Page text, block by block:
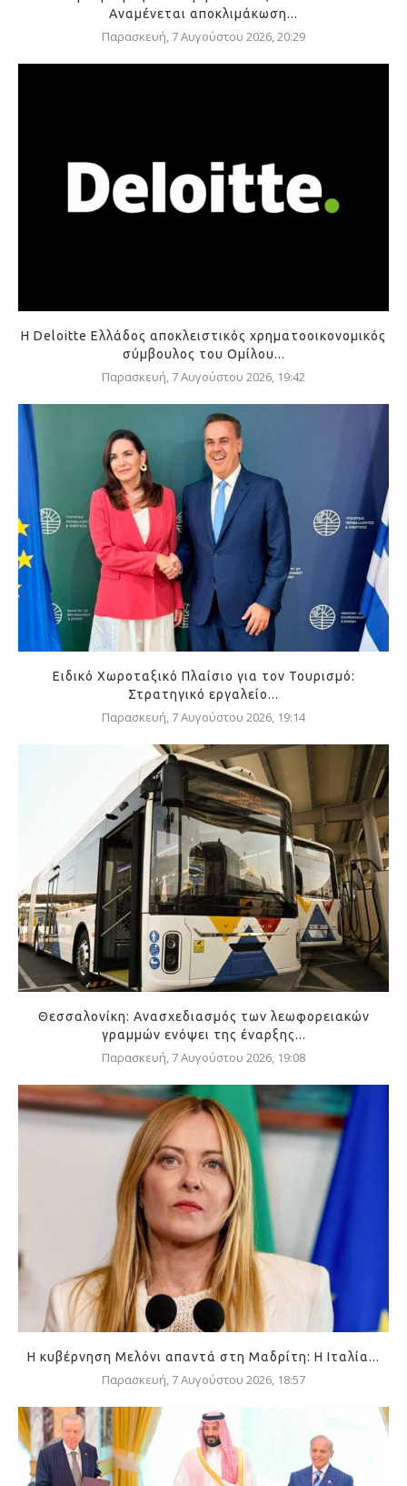
Αναμένεται αποκλιμάκωση...
Παρασκευή, 7 Αυγούστου 2026, 20:29
Η Deloitte Ελλάδος αποκλειστικός χρηματοοικονομικός
σύμβουλος του Ομίλου...
Παρασκευή, 7 Αυγούστου 2026, 19:42
Ειδικό Χωροταξικό Πλαίσιο για τον Τουρισμό:
Στρατηγικό εργαλείο...
Παρασκευή, 7 Αυγούστου 2026, 19:14
Θεσσαλονίκη: Ανασχεδιασμός των λεωφορειακών
γραμμών ενόψει της έναρξης...
Παρασκευή, 7 Αυγούστου 2026, 19:08
Η κυβέρνηση Μελόνι απαντά στη Μαδρίτη: Η Ιταλία...
Παρασκευή, 7 Αυγούστου 2026, 18:57